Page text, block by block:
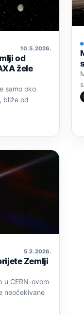
10. 5. 2026.
od
žele
samo oko
bliže od
5. 2. 2026.
Zemlji
u CERN-ovom
neočekivane